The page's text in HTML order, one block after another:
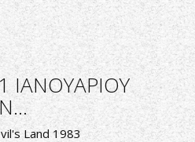
Land 1983